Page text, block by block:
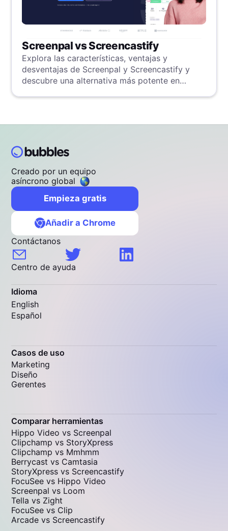
Screenpal vs Screencastify
Explora las características, ventajas y
desventajas de Screenpal y Screencastify y
descubre una alternativa más potente en
Creado por un equipo
asíncrono global
Empieza gratis
Añadir a Chrome
Contáctanos
Centro de ayuda
Idioma
English
Español
Casos de uso
Marketing
Diseño
Gerentes
Comparar herramientas
Hippo Video vs Screenpal
Clipchamp vs StoryXpress
Clipchamp vs Mmhmm
Berrycast vs Camtasia
StoryXpress vs Screencastify
FocuSee vs Hippo Video
Screenpal vs Loom
Tella vs Zight
FocuSee vs Clip
Arcade vs Screencastify